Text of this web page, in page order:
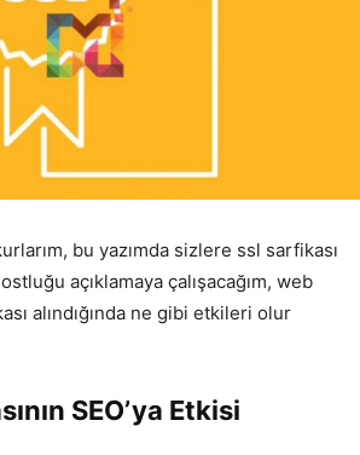
bu yazımda sizlere ssl sarfikası
açıklamaya çalışacağım, web
alındığında ne gibi etkileri olur
SEO’ya Etkisi